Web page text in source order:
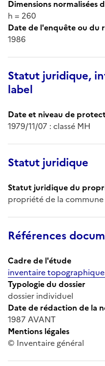
Dimensions normalisées
h = 260
Date de l'enquête ou du
1986
Statut juridique,
label
Date et niveau de
1979/11/07 : classé MH
Statut juridique
Statut juridique du
propriété de la commune
Références
Cadre de l'étude
inventaire topographique
Typologie du dossier
dossier individuel
Date de rédaction de la
1987 AVANT
Mentions légales
© Inventaire général